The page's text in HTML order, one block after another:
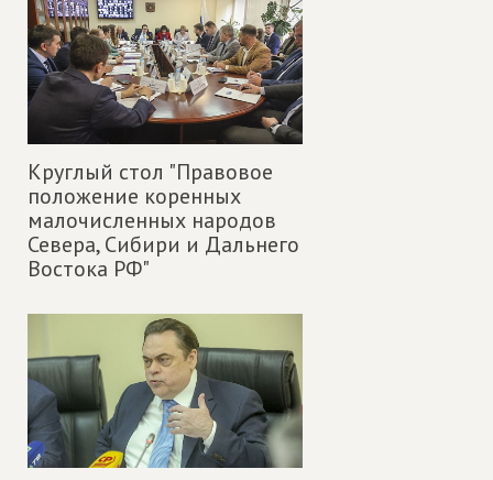
Круглый стол "Правовое
положение коренных
малочисленных народов
Севера, Сибири и Дальнего
Востока РФ"